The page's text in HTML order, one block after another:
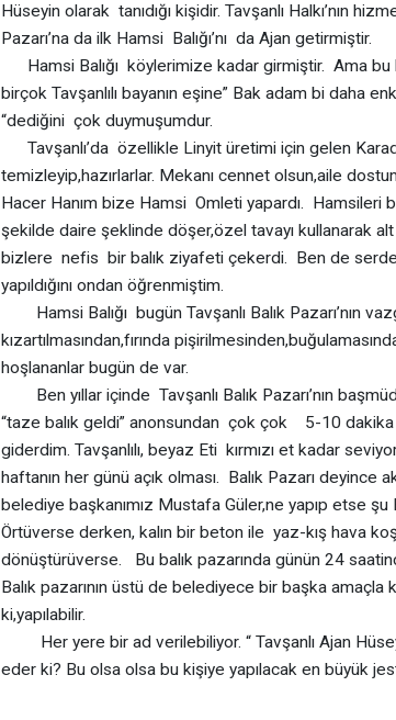
Hüseyin olarak tanıdığı kişidir. Tavşanlı Halkı’nın
Pazarı’na da ilk Hamsi Balığı’nı da Ajan getirmiştir.
Hamsi Balığı köylerimize kadar girmiştir. Ama bu
birçok Tavşanlılı bayanın eşine” Bak adam bi daha
“dediğini çok duymuşumdur.
Tavşanlı’da özellikle Linyit üretimi için gelen
temizleyip,hazırlarlar. Mekanı cennet olsun,aile
Hacer Hanım bize Hamsi Omleti yapardı. Hamsileri
şekilde daire şeklinde döşer,özel tavayı kullanarak
bizlere nefis bir balık ziyafeti çekerdi. Ben de serde
yapıldığını ondan öğrenmiştim.
Hamsi Balığı bugün Tavşanlı Balık Pazarı’nın
kızartılmasından,fırında
hoşlananlar bugün de var.
Ben yıllar içinde Tavşanlı Balık Pazarı’nın
“taze balık geldi” anonsundan çok çok 5-10 dakika
giderdim. Tavşanlılı, beyaz Eti kırmızı et kadar
haftanın her günü açık olması. Balık Pazarı deyince
belediye başkanımız Mustafa Güler,ne yapıp etse şu
Örtüverse derken, kalın bir beton ile yaz-kış hava
dönüştürüverse. Bu balık pazarında günün 24
Balık pazarının üstü de belediyece bir başka amaçla
ki,yapılabilir.
Her yere bir ad verilebiliyor. “ Tavşanlı Ajan
eder ki? Bu olsa olsa bu kişiye yapılacak en büyük